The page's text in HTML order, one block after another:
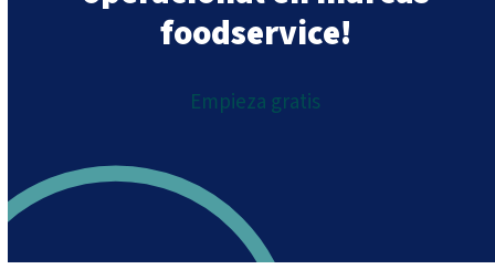
foodservice!
Empieza gratis